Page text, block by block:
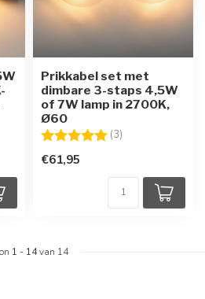
Prikkabel set met
dimbare 3-staps 4,5W
of 7W lamp in 2700K,
Ø60
Beoordeling: (3)
€61,95
1 - 14van 14